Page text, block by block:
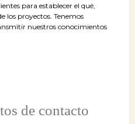
para establecer el qué,
los proyectos. Tenemos
nuestros conocimientos
de contacto